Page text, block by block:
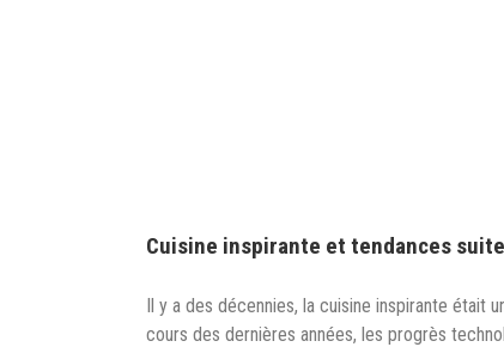
Cuisine inspirante et tendances suite
Il y a des décennies, la cuisine inspirante était
cours des dernières années, les progrès